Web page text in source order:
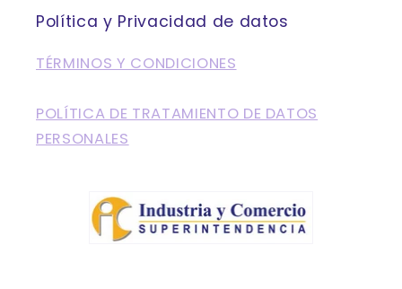
Política y Privacidad de datos
TÉRMINOS Y CONDICIONES
POLÍTICA DE TRATAMIENTO DE DATOS
PERSONALES